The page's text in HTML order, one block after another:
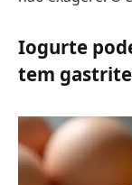
Iogurte
tem